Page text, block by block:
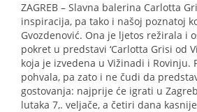
ZAGREB – Slavna balerina Carlotta
inspiracija, pa tako i našoj poznatoj
Gvozdenović. Ona je ljetos režirala i
pokret u predstavi ‘Carlotta Grisi od
koja je izvedena u Vižinadi i Rovinju.
pohvala, pa zato i ne čudi da
gostovanja: najprije će igrati u
lutaka 7,. veljače, a četiri dana